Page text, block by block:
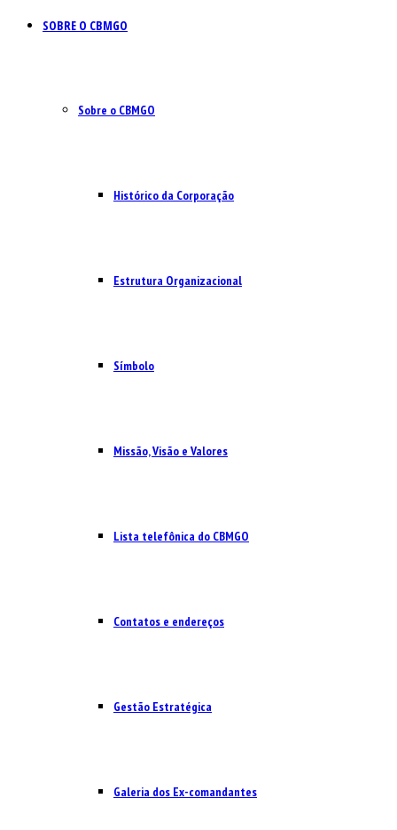
SOBRE O CBMGO
Sobre o CBMGO
Histórico da Corporação
Estrutura Organizacional
Símbolo
Missão, Visão e Valores
Lista telefônica do CBMGO
Contatos e endereços
Gestão Estratégica
Galeria dos Ex-comandantes